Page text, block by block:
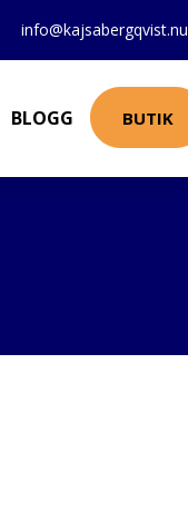
info@kajsabergqvist.nu
BLOGG BUTIK